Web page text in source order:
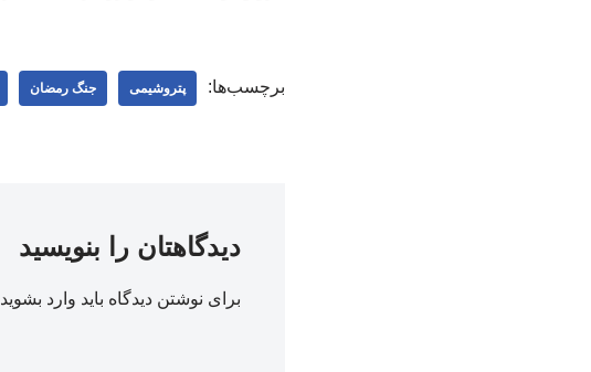
برچسب‌ها: پتروشیمی جنگ رمضان
دیدگاهتان را بنویسید
برای نوشتن دیدگاه باید وارد بشوید